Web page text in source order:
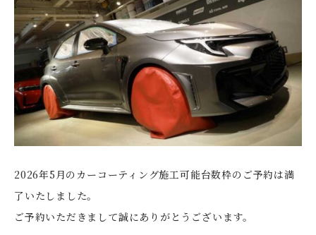
2026年5月のカーコーティング施工可能台数枠のご予約は満
了いたしました。
ご予約いただきまして誠にありがとうございます。